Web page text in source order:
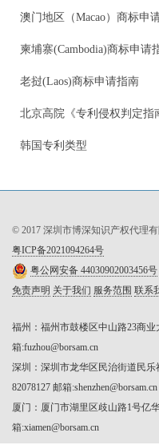
澳门地区（Macao）商标申
柬埔寨(Cambodia)商标申请
老挝(Laos)商标申请指南
北京高院《专利侵权判定指
韩国专利类型
© 2017 深圳市博深知识产权代理有
粤ICP备2021094264号
粤公网安备 44030902003456号
免责声明 关于我们 服务范围 联系
福州：福州市鼓楼区中山路23商业
箱:fuzhou@borsam.cn
深圳：深圳市龙华区民治街道民乐
82078127 邮箱:shenzhen@borsam.cn
厦门：厦门市湖里区歧山路1号亿
箱:xiamen@borsam.cn